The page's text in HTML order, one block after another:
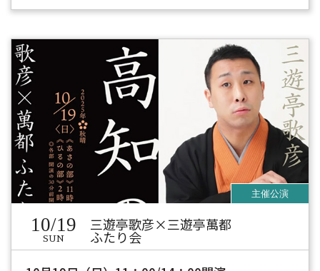
10/19
SUN
三遊亭歌彦×三遊亭萬都
ふたり会